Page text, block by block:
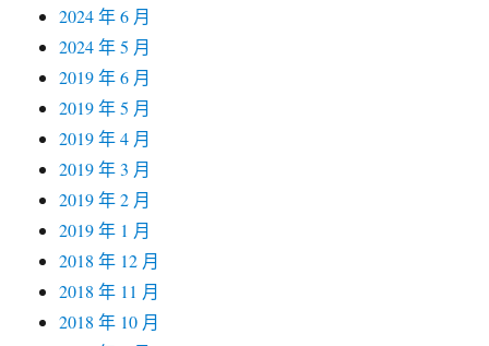
2024 年 6 月
2024 年 5 月
2019 年 6 月
2019 年 5 月
2019 年 4 月
2019 年 3 月
2019 年 2 月
2019 年 1 月
2018 年 12 月
2018 年 11 月
2018 年 10 月